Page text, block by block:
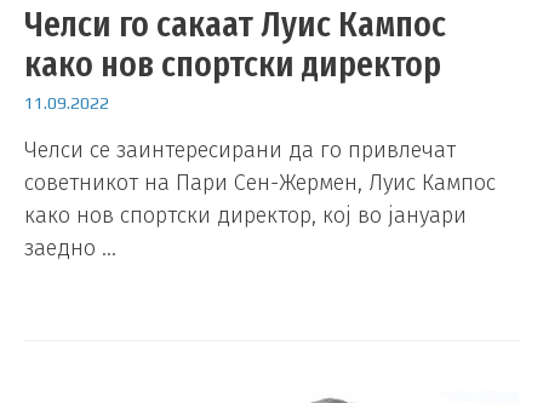
Челси го сакаат Луис Кампос
како нов спортски директор
11.09.2022
Челси се заинтересирани да го привлечат
советникот на Пари Сен-Жермен, Луис Кампос
како нов спортски директор, кој во јануари
заедно …